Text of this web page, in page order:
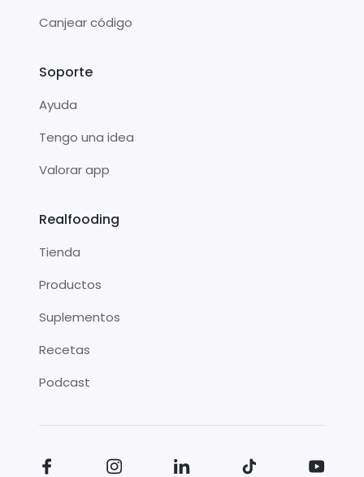
Canjear código
Soporte
Ayuda
Tengo una idea
Valorar app
Realfooding
Tienda
Productos
Suplementos
Recetas
Podcast